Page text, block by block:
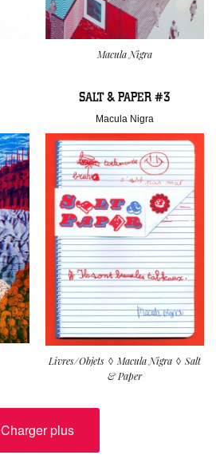
Macula Nigra
SALT & PAPER #3
Macula Nigra
Livres/Objets Macula Nigra
Salt
& Paper
Charger plus